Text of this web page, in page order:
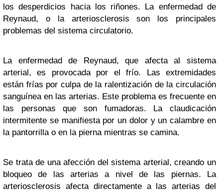
los desperdicios hacia los riñones. La enfermedad de
Reynaud, o la arteriosclerosis son los principales
problemas del sistema circulatorio.
La enfermedad de Reynaud, que afecta al sistema
arterial, es provocada por el frío. Las extremidades
están frías por culpa de la ralentización de la circulación
sanguínea en las arterias. Este problema es frecuente en
las personas que son fumadoras. La claudicación
intermitente se manifiesta por un dolor y un calambre en
la pantorrilla o en la pierna mientras se camina.
Se trata de una afección del sistema arterial, creando un
bloqueo de las arterias a nivel de las piernas. La
arteriosclerosis afecta directamente a las arterias del